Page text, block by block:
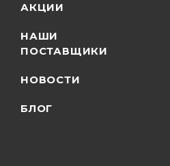
АКЦИИ
НАШИ
ПОСТАВЩИКИ
НОВОСТИ
БЛОГ